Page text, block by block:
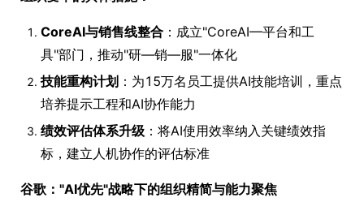
CoreAI与销售线整合 ：成立"CoreAI—平台和工
具"部门，推动"研—销—服"一体化
技能重构计划 ：为15万名员工提供AI技能培训，重点
培养提示工程和AI协作能力
绩效评估体系升级 ：将AI使用效率纳入关键绩效指
标，建立人机协作的评估标准
谷歌："AI优先"战略下的组织精简与能力聚焦